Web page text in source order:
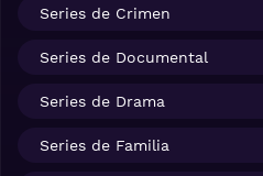
Series de Crimen
Series de Documental
Series de Drama
Series de Familia